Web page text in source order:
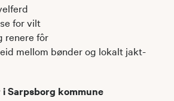
for vilt
renere fôr
mellom bønder og lokalt jakt-
Sarpsborg kommune